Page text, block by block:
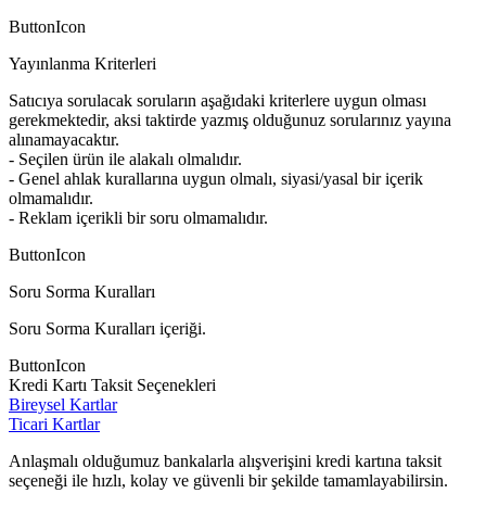
ButtonIcon
Yayınlanma Kriterleri
Satıcıya sorulacak soruların aşağıdaki kriterlere uygun olması
gerekmektedir, aksi taktirde yazmış olduğunuz sorularınız yayına
alınamayacaktır.
- Seçilen ürün ile alakalı olmalıdır.
- Genel ahlak kurallarına uygun olmalı, siyasi/yasal bir içerik
olmamalıdır.
- Reklam içerikli bir soru olmamalıdır.
ButtonIcon
Soru Sorma Kuralları
Soru Sorma Kuralları içeriği.
ButtonIcon
Kredi Kartı Taksit Seçenekleri
Bireysel Kartlar
Ticari Kartlar
Anlaşmalı olduğumuz bankalarla alışverişini kredi kartına taksit
seçeneği ile hızlı, kolay ve güvenli bir şekilde tamamlayabilirsin.